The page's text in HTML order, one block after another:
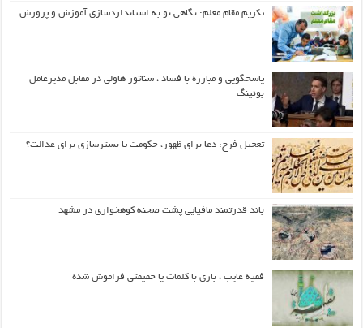
تکریم مقام معلم: نگاهی نو به استانداردسازی آموزش و پرورش
پاسخگویی و مبارزه با فساد ، سناتور هاولی در مقابل مدیرعامل
بوئینگ
تعجیل فرج: دعا برای ظهور، حکومت یا بسترسازی برای عدالت؟
باند قدرتمند مافیایی پشت صحنه کوهخواری در مشهد
فقیه غایب ، بازی با کلمات یا حقیقتی فراموش شده